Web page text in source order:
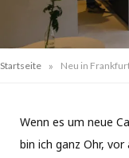
Startseite » Neu in
Wenn es um neue
bin ich ganz Ohr,